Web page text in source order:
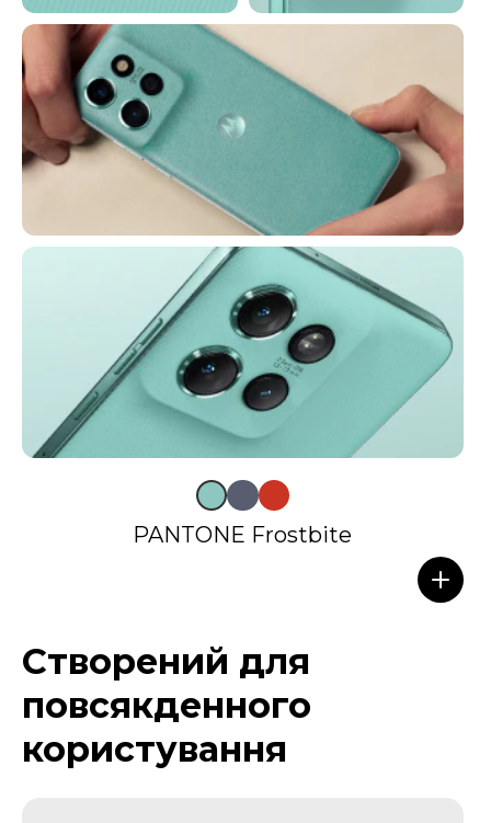
PANTONE Frostbite
Створений для
повсякденного
користування